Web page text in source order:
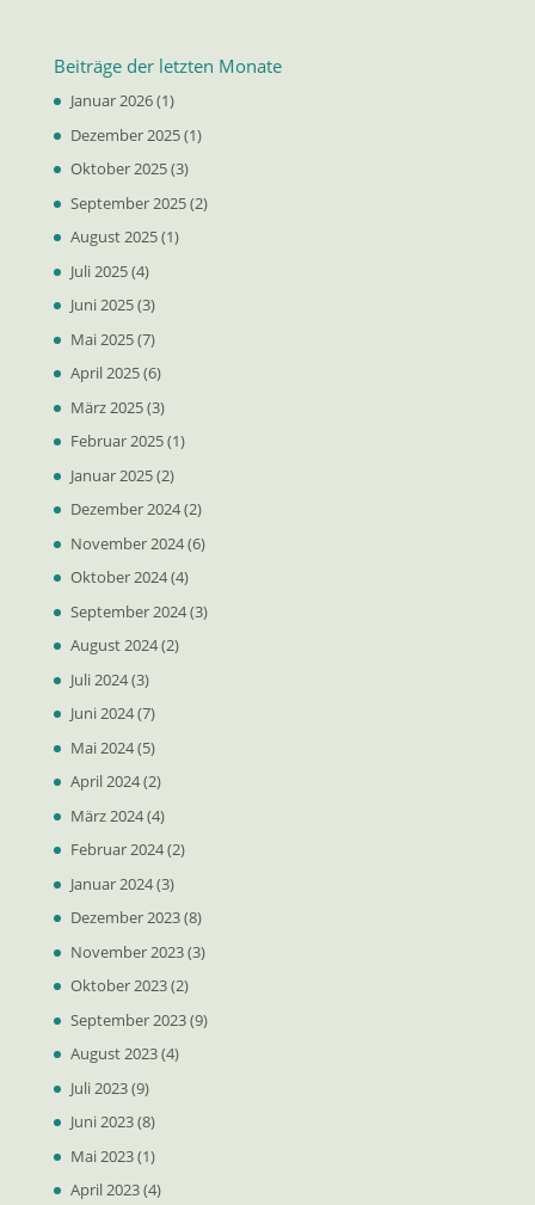
Beiträge der letzten Monate
Januar 2026(1)
Dezember 2025(1)
Oktober 2025(3)
September 2025(2)
August 2025(1)
Juli 2025(4)
Juni 2025(3)
Mai 2025(7)
April 2025(6)
März 2025(3)
Februar 2025(1)
Januar 2025(2)
Dezember 2024(2)
November 2024(6)
Oktober 2024(4)
September 2024(3)
August 2024(2)
Juli 2024(3)
Juni 2024(7)
Mai 2024(5)
April 2024(2)
März 2024(4)
Februar 2024(2)
Januar 2024(3)
Dezember 2023(8)
November 2023(3)
Oktober 2023(2)
September 2023(9)
August 2023(4)
Juli 2023(9)
Juni 2023(8)
Mai 2023(1)
April 2023(4)